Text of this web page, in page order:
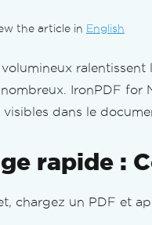
the article in English
IronPDF for
visibles dans le
rapide :
chargez un PDF et